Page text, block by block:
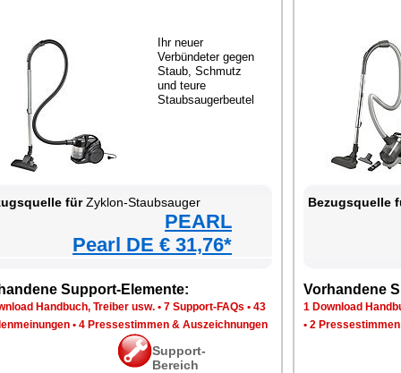
Ihr neuer
Verbündeter gegen
Staub, Schmutz
und teure
Staubsaugerbeutel
fürZyklon-Staubsauger
PEARL
Pearl DE € 31,76*
Support-Elemente:
Handbuch, Treiber usw. • 7 Support-FAQs • 43
• 4 Pressestimmen & Auszeichnungen
Support-
Bereich
Bezugsquelle
Vorhandene
1 Download
• 2